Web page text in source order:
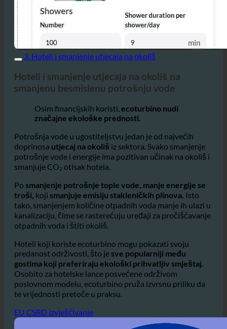
3. Hoteli i smanjenje utjecaja na okoliš
smanjenu besmislenu potrošnju vode
Osim financijskih koristi,ecoturbino nudi
značajne ekološke prednosti.
Potrošnja vode u ugostiteljstvu jedan je od najvećih
doprinosautjecaj na okolišiz sektora. Svako smanjenje
potrošnje vode i energije ima pozitivan učinak na okoliš i
smanjuje CO₂ otisak hotela.
Posmanjenje potrošnje tople vode, manje energije se
troši,kojismanjuje emisiju stakleničkih plinova.Isto
tako, smanjenjem količine otpadnih voda manje ih ulazi u
kanalizaciju, čime se rasterećuju uređaji za pročišćavanje
otpadnih voda i štiti okoliš.
Hoteli koji koriste ecoturbino mogu pokazati svoju
predanost održivosti, što jesve popularniji među
gostima koji preferiraju ekološki prihvatljiv smještaj.
Osobito za hotelske lance posvećene održivom
poslovnom modelu, ecoturbino pruža izvrsnu priliku da
te vrijednosti pretoče u praksu.